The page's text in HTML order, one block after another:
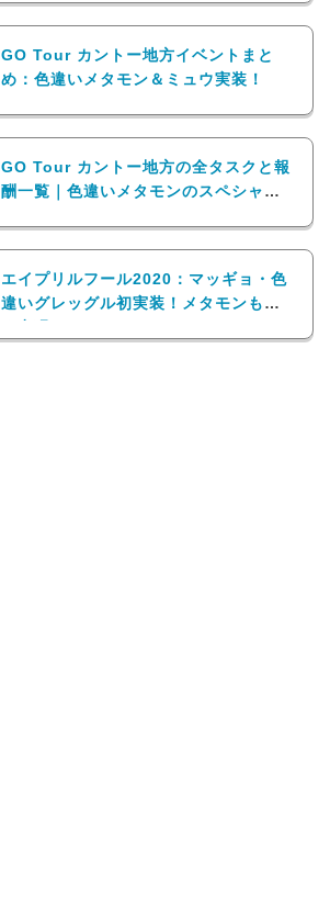
GO Tour カントー地方イベントまと
め：色違いメタモン＆ミュウ実装！
GO Tour カントー地方の全タスクと報
酬一覧｜色違いメタモンのスペシャル
エイプリルフール2020：マッギョ・色
違いグレッグル初実装！メタモンも多